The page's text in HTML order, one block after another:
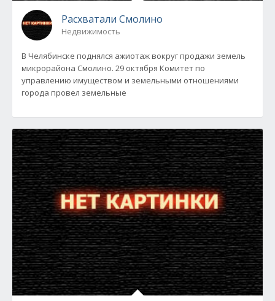
Расхватали Смолино
Недвижимость
В Челябинске поднялся ажиотаж вокруг продажи земель
микрорайона Смолино. 29 октября Комитет по
управлению имуществом и земельными отношениями
города провел земельные